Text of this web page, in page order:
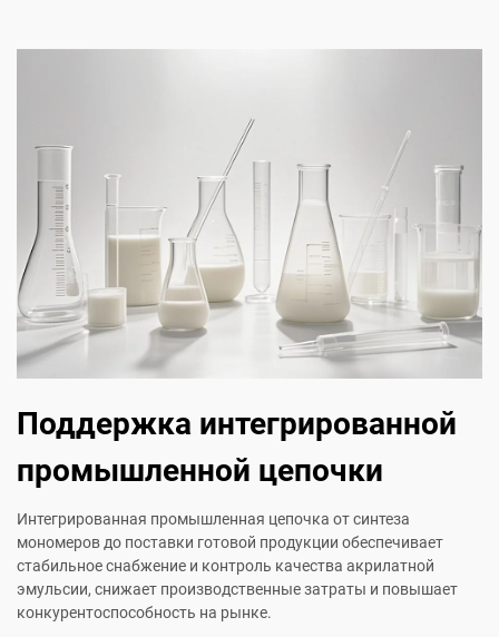
Поддержка интегрированной
промышленной цепочки
Интегрированная промышленная цепочка от синтеза
мономеров до поставки готовой продукции обеспечивает
стабильное снабжение и контроль качества акрилатной
эмульсии, снижает производственные затраты и повышает
конкурентоспособность на рынке.